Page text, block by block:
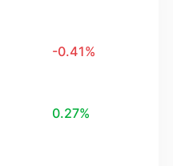
-0.41%
0.27%